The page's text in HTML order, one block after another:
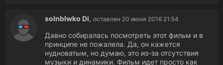
solnblwko Di, оставлен 20 июня 2016 21:54
Давно собиралась посмотреть этот фильм и в
принципе не пожалела. Да, он кажется
нудноватым, но думаю, это из-за отсутствия
музыки и динамики. Фильм идет просто как